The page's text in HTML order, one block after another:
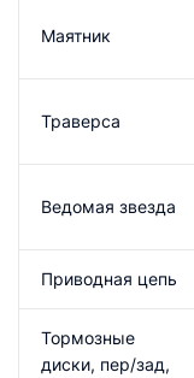
Маятник
Траверса
Ведомая звезда
Приводная цепь
Тормозные
диски, пер/зад,